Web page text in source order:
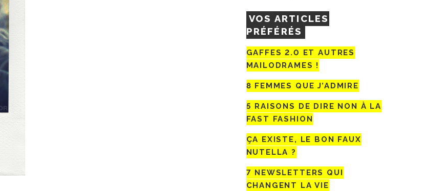
VOS ARTICLES
PRÉFÉRÉS
GAFFES 2.0 ET AUTRES
MAILODRAMES !
8 FEMMES QUE J’ADMIRE
5 RAISONS DE DIRE NON À LA
FAST FASHION
ÇA EXISTE, LE BON FAUX
NUTELLA ?
7 NEWSLETTERS QUI
CHANGENT LA VIE